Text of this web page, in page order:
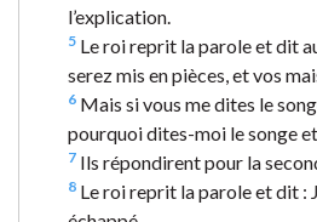
l’explication.
5 Le roi reprit la parole et dit
serez mis en pièces, et vos
6 Mais si vous me dites le
pourquoi dites-moi le songe
7 Ils répondirent pour la
8 Le roi reprit la parole et dit :